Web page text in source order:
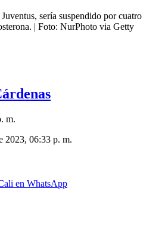
sería suspendido por cuatro
| Foto: NurPhoto via Getty
m.
2023, 06:33 p. m.
en WhatsApp